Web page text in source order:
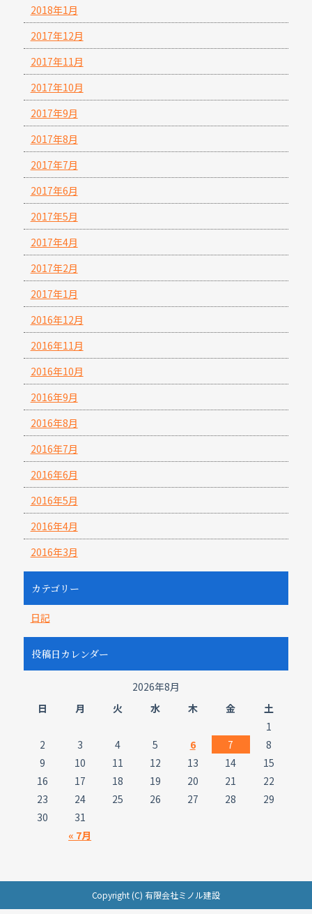
2018年1月
2017年12月
2017年11月
2017年10月
2017年9月
2017年8月
2017年7月
2017年6月
2017年5月
2017年4月
2017年2月
2017年1月
2016年12月
2016年11月
2016年10月
2016年9月
2016年8月
2016年7月
2016年6月
2016年5月
2016年4月
2016年3月
カテゴリー
日記
投稿日カレンダー
2026年8月
日
月 火 水 木 金 土
« 7月
1
2
3 4 5 6 7
8
9
10 11 12 13 14
15
16
17 18 19 20 21
22
23
24 25 26 27 28
29
30
31
Copyright (C) 有限会社ミノル建設